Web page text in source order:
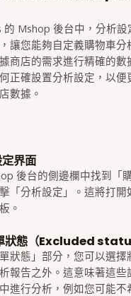
的 Mshop 後台中，分析設
讓您能夠自定義購物車分
商店的需求進行精確的數
正確設置分析設定，以便
數據。
界面
後台的側邊欄中找到「購
「分析設定」。這將打開
。
狀態（Excluded
狀態」部分，您可以選擇
報告之外。這意味著這些
進行分析，例如您可能不